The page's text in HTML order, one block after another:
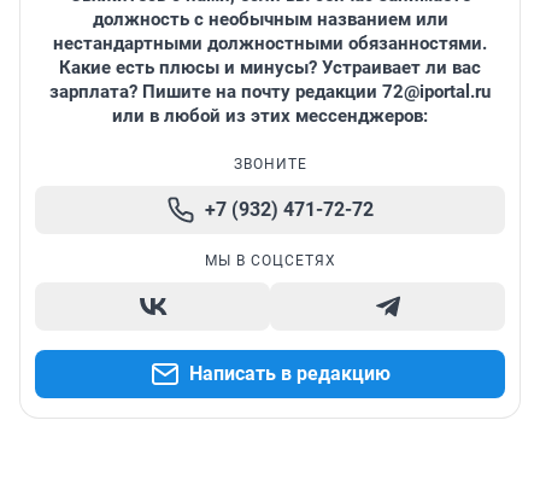
должность с необычным названием или
нестандартными должностными обязанностями.
Какие есть плюсы и минусы? Устраивает ли вас
зарплата? Пишите на почту редакции 72@iportal.ru
или в любой из этих мессенджеров:
ЗВОНИТЕ
+7 (932) 471-72-72
МЫ В СОЦСЕТЯХ
Написать в редакцию